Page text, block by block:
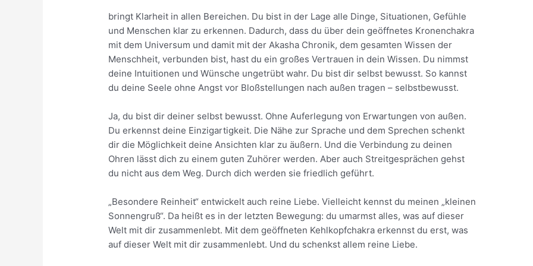
bringt Klarheit in allen Bereichen. Du bist in der Lage alle Dinge, Situationen, Gefühle
und Menschen klar zu erkennen. Dadurch, dass du über dein geöffnetes Kronenchakra
mit dem Universum und damit mit der Akasha Chronik, dem gesamten Wissen der
Menschheit, verbunden bist, hast du ein großes Vertrauen in dein Wissen. Du nimmst
deine Intuitionen und Wünsche ungetrübt wahr. Du bist dir selbst bewusst. So kannst
du deine Seele ohne Angst vor Bloßstellungen nach außen tragen – selbstbewusst.
Ja, du bist dir deiner selbst bewusst. Ohne Auferlegung von Erwartungen von außen.
Du erkennst deine Einzigartigkeit. Die Nähe zur Sprache und dem Sprechen schenkt
dir die Möglichkeit deine Ansichten klar zu äußern. Und die Verbindung zu deinen
Ohren lässt dich zu einem guten Zuhörer werden. Aber auch Streitgesprächen gehst
du nicht aus dem Weg. Durch dich werden sie friedlich geführt.
„Besondere Reinheit“ entwickelt auch reine Liebe. Vielleicht kennst du meinen „kleinen
Sonnengruß“. Da heißt es in der letzten Bewegung: du umarmst alles, was auf dieser
Welt mit dir zusammenlebt. Mit dem geöffneten Kehlkopfchakra erkennst du erst, was
auf dieser Welt mit dir zusammenlebt. Und du schenkst allem reine Liebe.